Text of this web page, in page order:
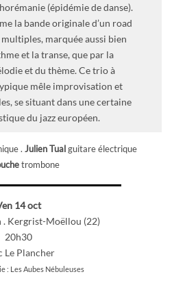
(épidémie de danse).
la bande originale d’un road
marquée aussi bien
et la transe, que par la
et du thème. Ce trio à
mêle improvisation et
se situant dans une certaine
du jazz européen.
. Julien Tualguitare électrique
trombone
14 oct
. Kergrist-Moëllou (22)
20h30
Le Plancher
: Les Aubes Nébuleuses